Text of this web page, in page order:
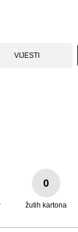
VIJESTI
0
žutih kartona